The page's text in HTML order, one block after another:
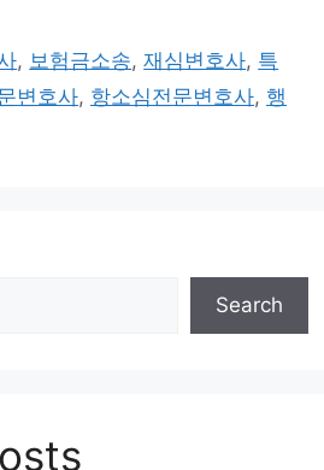
, 보험금소송,재심변호사, 특
변호사, 항소심전문변호사, 행
Search